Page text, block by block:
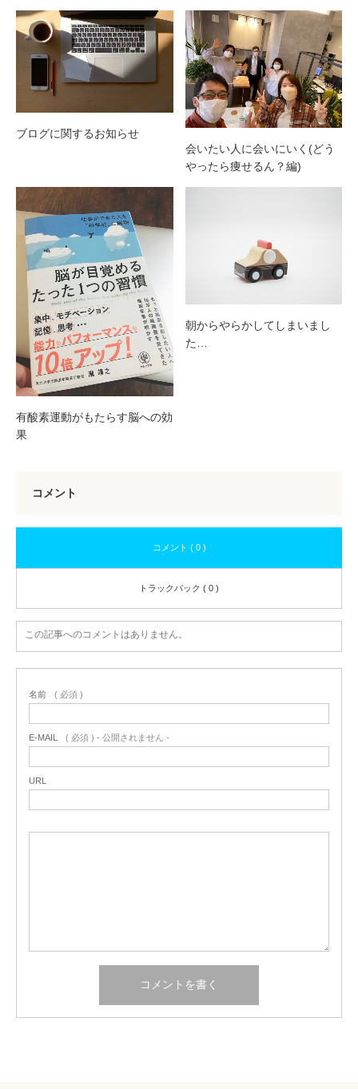
ブログに関するお知らせ
会いたい人に会いにいく(どう
やったら痩せるん？編)
有酸素運動がもたらす脳への効
果
朝からやらかしてしまいまし
た…
コメント
コメント ( 0 )
トラックバック ( 0 )
この記事へのコメントはありません。
名前 ( 必須 )
E-MAIL ( 必須 ) - 公開されません -
URL